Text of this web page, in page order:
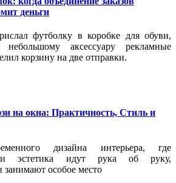
деньги
футболку в коробке для обуви,
аксессуару рекламные
корзину на две отправки.
на окна: Практичность, Стиль и
дизайна интерьера, где
и эстетика идут рука об руку,
особое место